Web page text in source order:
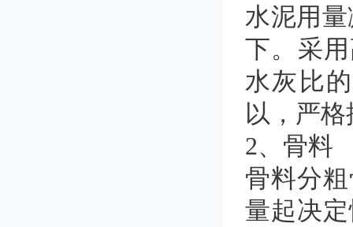
水泥用
下。采
水灰比
以，严
2、骨料
骨料分
量起决